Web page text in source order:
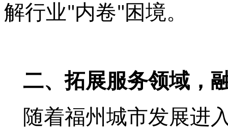
解行业"内卷" 困境。
二、拓展服务领域，
随着福州城市发展进